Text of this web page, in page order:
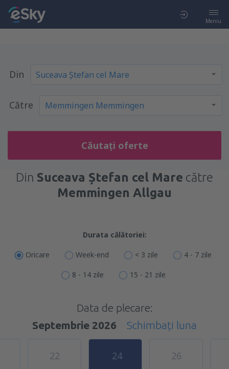
Meniu
Din
Către
Căutați oferte
Din Suceava Ștefan cel Mare către
Memmingen Allgau
Durata călătoriei:
Oricare Week-end < 3 zile 4 - 7 zile
8 - 14 zile 15 - 21 zile
Data de plecare:
Septembrie 2026
Schimbați luna
22 24 26